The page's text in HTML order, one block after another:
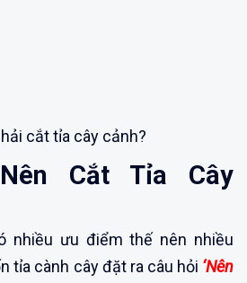
cắt tỉa cây cảnh?
Cắt Tỉa Cây
nhiều ưu điểm thế nên nhiều
tỉa cành cây đặt ra câu hỏi ‘Nên